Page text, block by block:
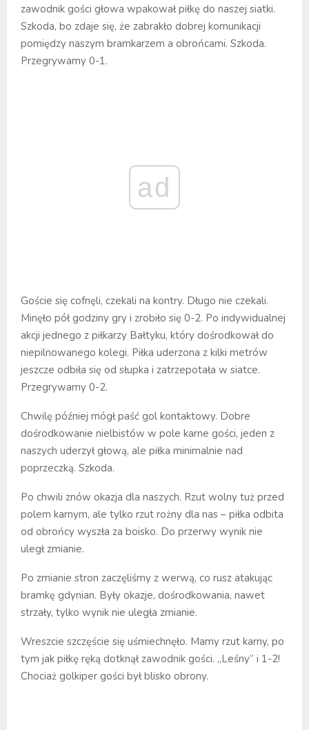
zawodnik gości głowa wpakował piłkę do naszej siatki.
Szkoda, bo zdaje się, że zabrakło dobrej komunikacji
pomiędzy naszym bramkarzem a obrońcami. Szkoda.
Przegrywamy 0-1.
ad
Goście się cofnęli, czekali na kontry. Długo nie czekali.
Minęło pół godziny gry i zrobiło się 0-2. Po indywidualnej
akcji jednego z piłkarzy Bałtyku, który dośrodkował do
niepilnowanego kolegi. Piłka uderzona z kilki metrów
jeszcze odbiła się od słupka i zatrzepotała w siatce.
Przegrywamy 0-2.
Chwilę później mógł paść gol kontaktowy. Dobre
dośrodkowanie nielbistów w pole karne gości, jeden z
naszych uderzył głową, ale piłka minimalnie nad
poprzeczką. Szkoda.
Po chwili znów okazja dla naszych. Rzut wolny tuż przed
polem karnym, ale tylko rzut rożny dla nas – piłka odbita
od obrońcy wyszła za boisko. Do przerwy wynik nie
uległ zmianie.
Po zmianie stron zaczęliśmy z werwą, co rusz atakując
bramkę gdynian. Były okazje, dośrodkowania, nawet
strzały, tylko wynik nie uległa zmianie.
Wreszcie szczęście się uśmiechnęło. Mamy rzut karny, po
tym jak piłkę ręką dotknął zawodnik gości. „Leśny” i 1-2!
Chociaż golkiper gości był blisko obrony.